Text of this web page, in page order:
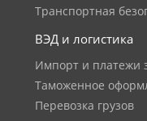
Транспортная
ВЭД и логистика
Импорт и платежи
Таможенное
Перевозка грузов